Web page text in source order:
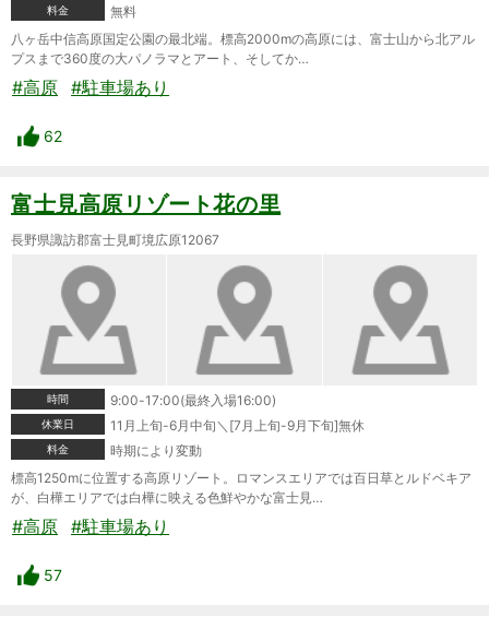
料金
無料
八ヶ岳中信高原国定公園の最北端。標高2000mの高原には、富士山から北アル
プスまで360度の大パノラマとアート、そしてか…
#高原 #駐車場あり
62
富士見高原リゾート花の里
長野県諏訪郡富士見町境広原12067
時間 9:00-17:00(最終入場16:00)
休業日 11月上旬-6月中旬＼[7月上旬-9月下旬]無休
料金
時期により変動
標高1250mに位置する高原リゾート。ロマンスエリアでは百日草とルドベキア
が、白樺エリアでは白樺に映える色鮮やかな富士見…
#高原 #駐車場あり
57